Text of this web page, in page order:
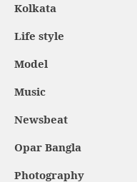
Kolkata
Life style
Model
Music
Newsbeat
Opar Bangla
Photography